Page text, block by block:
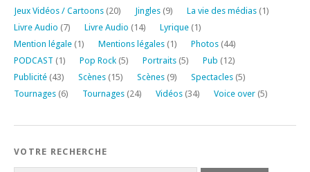
Jeux Vidéos / Cartoons (20) Jingles (9) La vie des médias (1)
Livre Audio (7) Livre Audio (14) Lyrique (1)
Mention légale (1) Mentions légales (1) Photos (44)
PODCAST (1) Pop Rock (5) Portraits (5) Pub (12)
Publicité (43) Scènes (15) Scènes (9) Spectacles (5)
Tournages (6) Tournages (24) Vidéos (34) Voice over (5)
VOTRE RECHERCHE